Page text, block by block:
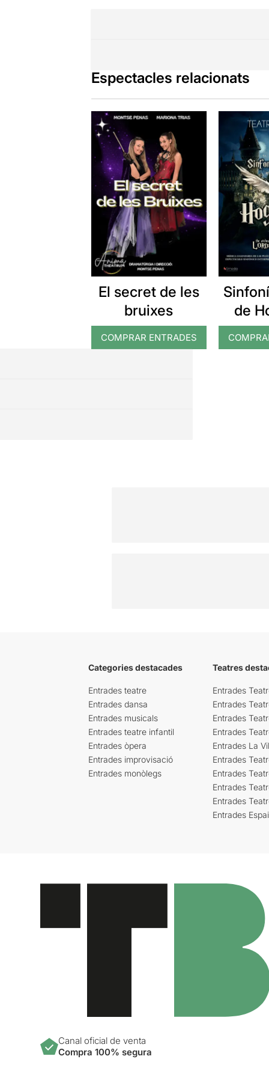
Espectacles relacionats
El secret de les
bruixes
COMPRAR ENTRADES
de
Categories destacades
Entrades teatre
Entrades dansa
Entrades musicals
Entrades teatre infantil
Entrades òpera
Entrades improvisació
Entrades monòlegs
Teatres
Entrades
Entrades
Entrades
Entrades
Entrades La
Entrades
Entrades
Entrades
Entrades
Entrades
Canal oficial de venta
Compra 100% segura